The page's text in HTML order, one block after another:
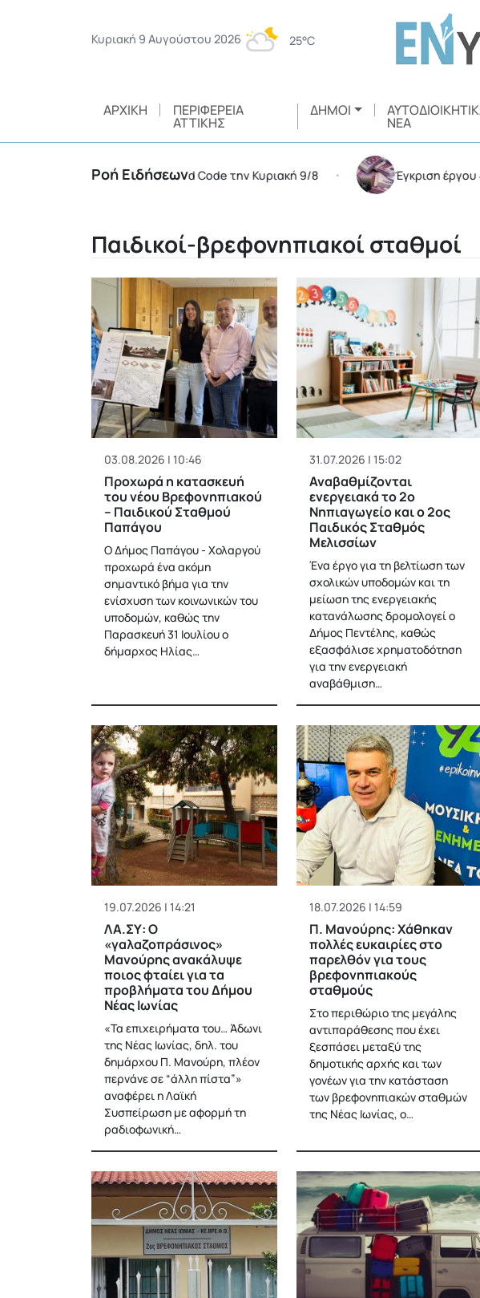
Κυριακή 9 Αυγούστου 2026 25°C
ΑΡΧΙΚΉ ΠΕΡΙΦΈΡΕΙΑ
ΑΤΤΙΚΉΣ
ΔΉΜΟΙ
ΝΈΑ
Ροή Ειδήσεων
της χώρας σε Red Code την Κυριακή 9/8 • Έγκριση έργου 4 εκατ.
Παιδικοί-βρεφονηπιακοί σταθμοί
03.08.2026 | 10:46
Προχωρά η κατασκευή
του νέου Βρεφονηπιακού
– Παιδικού Σταθμού
Παπάγου
Ο Δήμος Παπάγου - Χολαργού
προχωρά ένα ακόμη
σημαντικό βήμα για την
ενίσχυση των κοινωνικών του
υποδομών, καθώς την
Παρασκευή 31 Ιουλίου ο
δήμαρχος Ηλίας…
31.07.2026 | 15:02
Αναβαθμίζονται
ενεργειακά το 2ο
Νηπιαγωγείο και ο 2ος
Παιδικός Σταθμός
Μελισσίων
Ένα έργο για τη βελτίωση των
σχολικών υποδομών και τη
μείωση της ενεργειακής
κατανάλωσης δρομολογεί ο
Δήμος Πεντέλης, καθώς
εξασφάλισε χρηματοδότηση
για την ενεργειακή
αναβάθμιση…
19.07.2026 | 14:21
ΛΑ.ΣΥ: Ο
«γαλαζοπράσινος»
Μανούρης ανακάλυψε
ποιος φταίει για τα
προβλήματα του Δήμου
Νέας Ιωνίας
«Τα επιχειρήματα του… Άδωνι
της Νέας Ιωνίας, δηλ. του
δημάρχου Π. Μανούρη, πλέον
περνάνε σε “άλλη πίστα”»
αναφέρει η Λαϊκή
Συσπείρωση με αφορμή τη
ραδιοφωνική…
18.07.2026 | 14:59
Π. Μανούρης: Χάθηκαν
πολλές ευκαιρίες στο
παρελθόν για τους
βρεφονηπιακούς
σταθμούς
Στο περιθώριο της μεγάλης
αντιπαράθεσης που έχει
ξεσπάσει μεταξύ της
δημοτικής αρχής και των
γονέων για την κατάσταση
των βρεφονηπιακών σταθμών
της Νέας Ιωνίας, ο…